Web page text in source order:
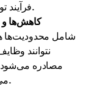
فرآیند توزیع پاداش‌های استیکینگ را خودکار می‌کنند.
کاهش‌ها و
نتوانند
مصادره
می‌کند و امنیت شبکه خاص را تضمین می‌کند.